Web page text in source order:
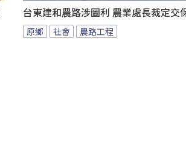
台東建和農路涉圖利 農業處長裁定交
原鄉 社會 農路工程